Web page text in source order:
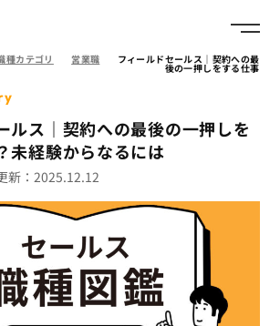
種カテゴリ 営業職 フィールドセールス｜契約への最
後の一押しをする仕事
ルス｜契約への最後の一押しを
未経験からなるには
新：2025.12.12